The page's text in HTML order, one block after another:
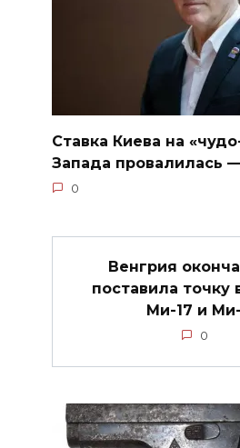
Ставка Киева на
Запада провалилась
0
Венгрия
поставила точку
Ми-17 и
0